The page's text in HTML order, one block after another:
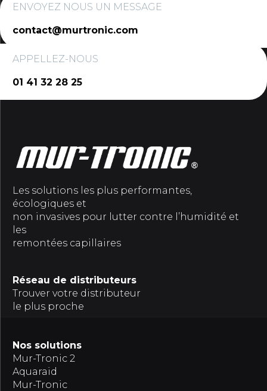
ENVOYEZ NOUS UN MESSAGE
contact@murtronic.com
APPELLEZ-NOUS
01 41 32 28 25
Les solutions les plus performantes,
écologiques et
non invasives pour lutter contre l’humidité et
les
remontées capillaires
Réseau de distributeurs
Trouver votre distributeur
le plus proche
Nos solutions
Mur-Tronic 2
Aquaraid
Mur-Tronic